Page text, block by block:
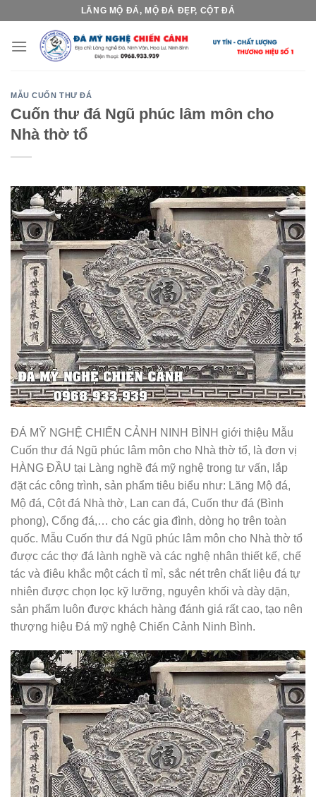
content
LĂNG MỘ ĐÁ, MỘ ĐÁ ĐẸP, CỘT ĐÁ
MẪU CUỐN THƯ ĐÁ
Cuốn thư đá Ngũ phúc lâm môn cho
Nhà thờ tổ
ĐÁ MỸ NGHỆ CHIẾN CẢNH NINH BÌNH giới thiệu Mẫu
Cuốn thư đá Ngũ phúc lâm môn cho Nhà thờ tổ, là đơn vị
HÀNG ĐẦU tại Làng nghề đá mỹ nghệ trong tư vấn, lắp
đặt các công trình, sản phẩm tiêu biểu như: Lăng Mộ đá,
Mộ đá, Cột đá Nhà thờ, Lan can đá, Cuốn thư đá (Bình
phong), Cổng đá,… cho các gia đình, dòng họ trên toàn
quốc. Mẫu Cuốn thư đá Ngũ phúc lâm môn cho Nhà thờ tổ
được các thợ đá lành nghề và các nghệ nhân thiết kế, chế
tác và điêu khắc một cách tỉ mỉ, sắc nét trên chất liệu đá tự
nhiên được chọn lọc kỹ lưỡng, nguyên khối và dày dặn,
sản phẩm luôn được khách hàng đánh giá rất cao, tạo nên
thượng hiệu Đá mỹ nghệ Chiến Cảnh Ninh Bình.